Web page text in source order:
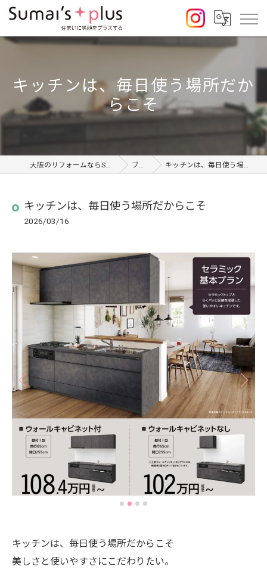
キッチンは、毎日使う場所だか
らこそ
大阪のリフォームならSumai's Plus ブログ キッチンは、毎日使う場所だからこそ
キッチンは、毎日使う場所だからこそ
2026/03/16
キッチンは、毎日使う場所だからこそ
美しさと使いやすさにこだわりたい。⁡